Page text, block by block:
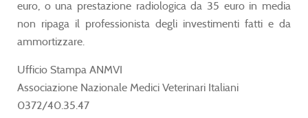
euro, o una prestazione radiologica da 35 euro in media
non ripaga il professionista degli investimenti fatti e da
ammortizzare.
Ufficio Stampa ANMVI
Associazione Nazionale Medici Veterinari Italiani
0372/40.35.47